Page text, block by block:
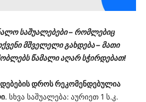
საშუალებები – რომლებიც
მშველელი გახდება – მათი
წამალი აღარ სჭირდებათ!
დროს რეკომენდებულია
. სხვა საშუალება: აურიეთ 1 ს.კ.